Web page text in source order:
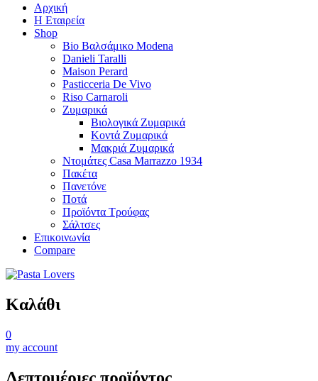
Αρχική
Η Εταιρεία
Shop
Bio Βαλσάμικο Modena
Danieli Taralli
Maison Perard
Pasticceria De Vivo
Riso Carnaroli
Ζυμαρικά
Βιολογικά Ζυμαρικά
Κοντά Ζυμαρικά
Μακριά Ζυμαρικά
Ντομάτες Casa Marrazzo 1934
Πακέτα
Πανετόνε
Ποτά
Προϊόντα Τρούφας
Σάλτσες
Επικοινωνία
Compare
Καλάθι
0
my account
Λεπτομέριες προϊόντος